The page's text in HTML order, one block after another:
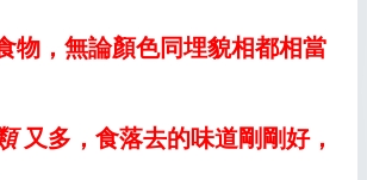
物，無論顏色同埋貌相都相當
又多，食落去的味道剛剛好，